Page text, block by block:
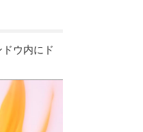
ウ内にド